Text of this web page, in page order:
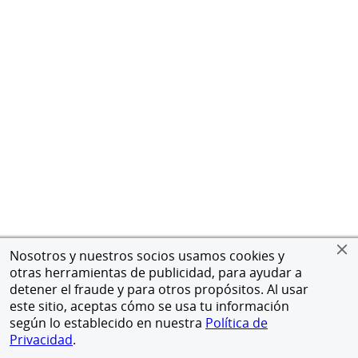
Nosotros y nuestros socios usamos cookies y
otras herramientas de publicidad, para ayudar a
detener el fraude y para otros propósitos. Al usar
este sitio, aceptas cómo se usa tu información
según lo establecido en nuestra Política de
Privacidad.